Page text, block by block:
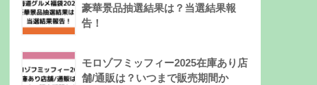
豪華景品抽選結果は？当選結果報
告！
モロゾフミッフィー2025在庫あり店
舗/通販は？いつまで販売期間か